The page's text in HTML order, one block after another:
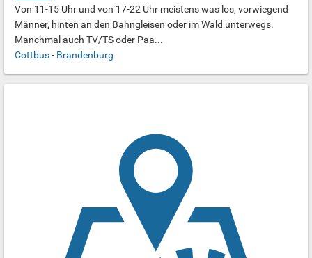
Von 11-15 Uhr und von 17-22 Uhr meistens was los, vorwiegend
Männer, hinten an den Bahngleisen oder im Wald unterwegs.
Manchmal auch TV/TS oder Paa...
Cottbus- Brandenburg